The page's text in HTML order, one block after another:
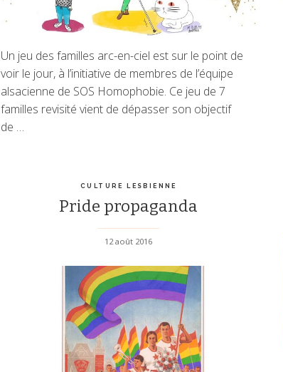
Un jeu des familles arc-en-ciel est sur le point de
voir le jour, à l’initiative de membres de l’équipe
alsacienne de SOS Homophobie. Ce jeu de 7
familles revisité vient de dépasser son objectif
de …
CULTURE LESBIENNE
Pride propaganda
12 août 2016